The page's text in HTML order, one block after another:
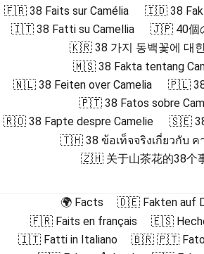
🇫🇷 38 Faits sur Camélia
🇮🇩 38
🇮🇹 38 Fatti su Camellia
🇯🇵 40個
🇰🇷 38 가지 동백꽃에 대
🇲🇸 38 Fakta tentang
🇳🇱 38 Feiten over Camelia
🇵🇱 38
🇵🇹 38 Fatos sobre
🇷🇴 38 Fapte despre Camelie
🇸🇪 38
🇹🇭 38 ข้อเท็จจริงเกี่ยวกับ ค
🇿🇭 关于山茶花的38个
🌍 Facts
🇩🇪 Fakten auf
🇫🇷 Faits en français
🇪🇸
🇮🇹 Fatti in Italiano
🇧🇷 🇵🇹 Fatos